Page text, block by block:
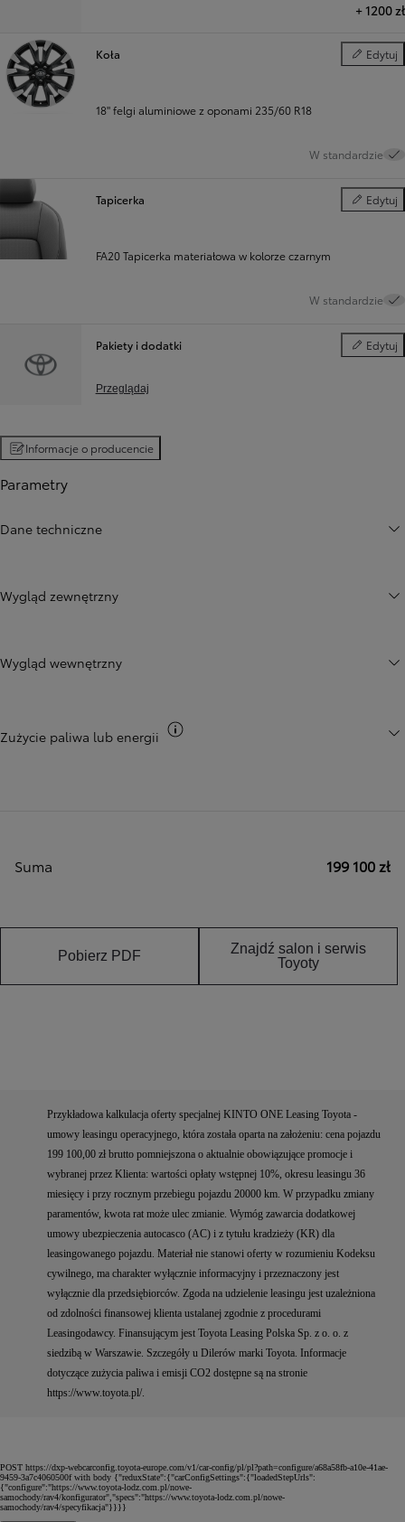
+1200 zł
Koła Edytuj
Koła
18" felgi aluminiowe z oponami 235/60 R18
W standardzie
Tapicerka Edytuj
Tapicerka
FA20 Tapicerka materiałowa w kolorze czarnym
W standardzie
Pakiety i dodatki Edytuj
Pakiety i
Przeglądaj
Informacje o producencie
Parametry
Dane techniczne
Wygląd zewnętrzny
Wygląd wewnętrzny
Zużycie paliwa lub energii
Suma 199 100 zł
Pobierz PDF
Znajdź salon i serwis
Toyoty
Przykładowa kalkulacja oferty specjalnej KINTO ONE Leasing Toyota -
umowy leasingu operacyjnego, która została oparta na założeniu: cena pojazdu
199 100,00 zł brutto pomniejszona o aktualnie obowiązujące promocje i
wybranej przez Klienta: wartości opłaty wstępnej 10%, okresu leasingu 36
miesięcy i przy rocznym przebiegu pojazdu 20000 km. W przypadku zmiany
paramentów, kwota rat może ulec zmianie. Wymóg zawarcia dodatkowej
umowy ubezpieczenia autocasco (AC) i z tytułu kradzieży (KR) dla
leasingowanego pojazdu. Materiał nie stanowi oferty w rozumieniu Kodeksu
cywilnego, ma charakter wyłącznie informacyjny i przeznaczony jest
wyłącznie dla przedsiębiorców. Zgoda na udzielenie leasingu jest uzależniona
od zdolności finansowej klienta ustalanej zgodnie z procedurami
Leasingodawcy. Finansującym jest Toyota Leasing Polska Sp. z o. o. z
siedzibą w Warszawie. Szczegóły u Dilerów marki Toyota. Informacje
dotyczące zużycia paliwa i emisji CO2 dostępne są na stronie
https://www.toyota.pl/.
POST https://dxp-webcarconfig.toyota-europe.com/v1/car-config/pl/pl?path=configure/a68a58fb-a10e-41ae-
9459-3a7c4060500f with body {"reduxState":{"carConfigSettings":{"loadedStepUrls":
{"configure":"https://www.toyota-lodz.com.pl/nowe-
samochody/rav4/konfigurator","specs":"https://www.toyota-lodz.com.pl/nowe-
samochody/rav4/specyfikacja"}}}}